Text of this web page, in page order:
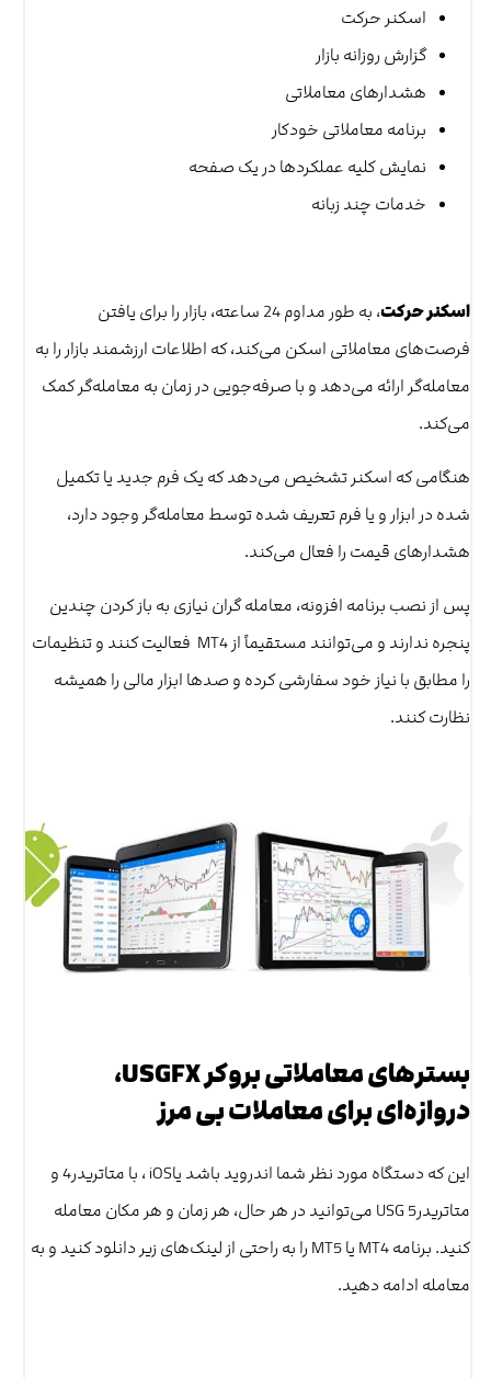
اسکنر حرکت
گزارش روزانه بازار
هشدارهای معاملاتی
برنامه معاملاتی خودکار
نمایش کلیه عملکردها در یک صفحه
خدمات چند زبانه
اسکنر حرکت
، به طور مداوم 24 ساعته، بازار را برای یافتن
فرصت‌های معاملاتی اسکن می‌کند، که اطلاعات ارزشمند بازار را به
معامله‌گر ارائه می‌دهد و با صرفه‌جویی در زمان به معامله‌گر کمک
می‌کند.
هنگامی که اسکنر تشخیص می‌دهد که یک فرم جدید یا تکمیل
شده در ابزار و یا فرم تعریف شده توسط معامله‌گر وجود دارد،
هشدارهای قیمت را فعال می‌کند.
پس از نصب برنامه افزونه، معامله گران نیازی به باز کردن چندین
پنجره ندارند و می‌توانند مستقیماً از MT4 فعالیت کنند و تنظیمات
را مطابق با نیاز خود سفارشی کرده و صدها ابزار مالی را همیشه
نظارت کنند.
بسترهای معاملاتی بروکر USGFX،
دروازه‌ای برای معاملات بی مرز
این که دستگاه مورد نظر شما اندروید باشد یاiOS ، با متاتریدر4 و
متاتریدر5 USG می‌توانید در هر حال، هر زمان و هر مکان معامله
کنید. برنامه MT4 یا MT5 را به راحتی از لینک‌های زیر دانلود کنید و به
معامله ادامه دهید.